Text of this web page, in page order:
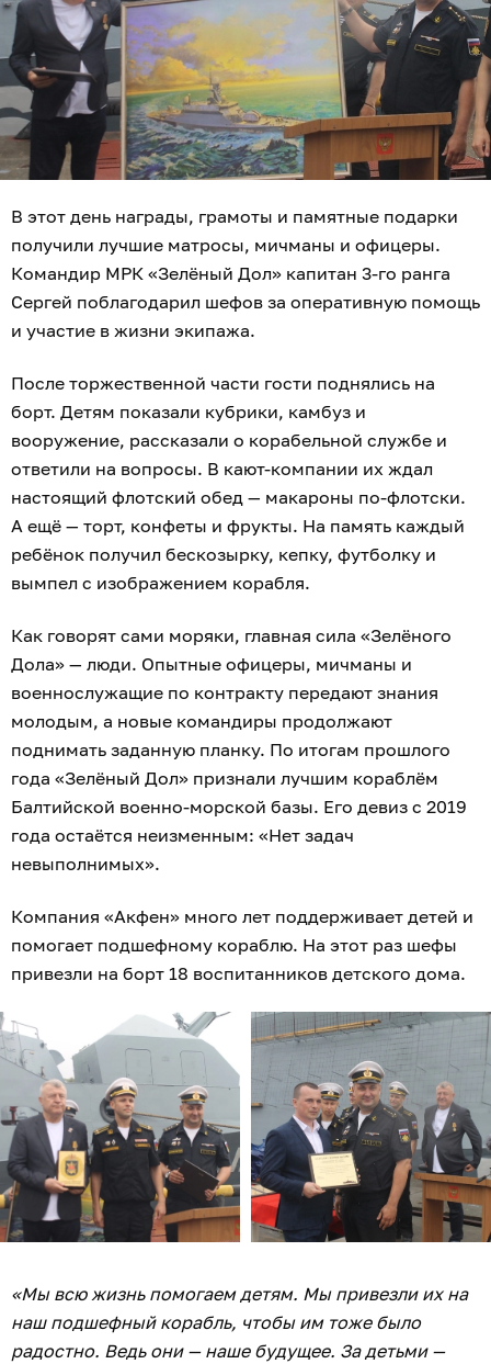
В этот день награды, грамоты и памятные подарки
получили лучшие матросы, мичманы и офицеры.
Командир МРК «Зелёный Дол» капитан 3-го ранга
Сергей поблагодарил шефов за оперативную помощь
и участие в жизни экипажа.
После торжественной части гости поднялись на
борт. Детям показали кубрики, камбуз и
вооружение, рассказали о корабельной службе и
ответили на вопросы. В кают-компании их ждал
настоящий флотский обед — макароны по-флотски.
А ещё — торт, конфеты и фрукты. На память каждый
ребёнок получил бескозырку, кепку, футболку и
вымпел с изображением корабля.
Как говорят сами моряки, главная сила «Зелёного
Дола» — люди. Опытные офицеры, мичманы и
военнослужащие по контракту передают знания
молодым, а новые командиры продолжают
поднимать заданную планку. По итогам прошлого
года «Зелёный Дол» признали лучшим кораблём
Балтийской военно-морской базы. Его девиз с 2019
года остаётся неизменным: «Нет задач
невыполнимых».
Компания «Акфен» много лет поддерживает детей и
помогает подшефному кораблю. На этот раз шефы
привезли на борт 18 воспитанников детского дома.
«Мы всю жизнь помогаем детям. Мы привезли их на
наш подшефный корабль, чтобы им тоже было
радостно. Ведь они — наше будущее. За детьми —